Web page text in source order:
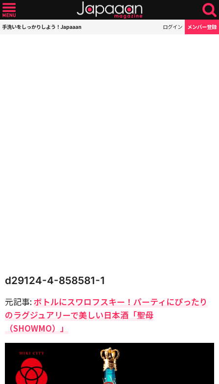
手洗いをしっかりしよう！Japaaan ログイン メンバー登録
d29124-4-858581-1
元記事:ボトルにスワロフスキー！パーティにぴったり
のラグジュアリーで美しい日本酒「聖母
（SHOWMO）」